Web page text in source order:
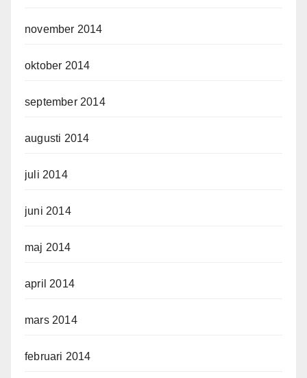
november 2014
oktober 2014
september 2014
augusti 2014
juli 2014
juni 2014
maj 2014
april 2014
mars 2014
februari 2014